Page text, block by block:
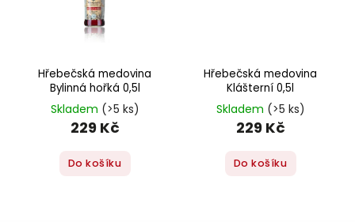
Hřebečská medovina
Bylinná hořká 0,5l
Skladem (>5 ks)
229 Kč
Do košíku
Hřebečská medovina
Klášterní 0,5l
Skladem (>5 ks)
229 Kč
Do košíku